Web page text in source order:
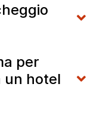
per
un hotel